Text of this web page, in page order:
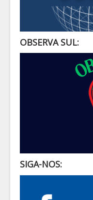
OBSERVA SUL:
SIGA-NOS: